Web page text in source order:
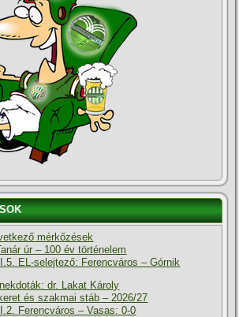
mérkőzések
úr – 100 év történelem
EL-selejtező: Ferencváros – Górnik
dr. Lakat Károly
és szakmai stáb – 2026/27
Ferencváros – Vasas: 0-0